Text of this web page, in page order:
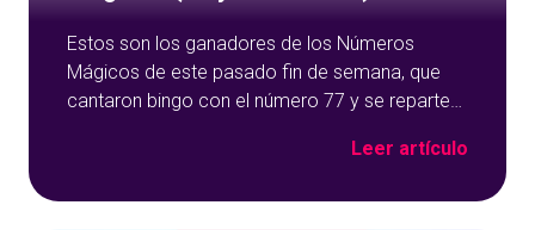
Estos son los ganadores de los Números
Mágicos de este pasado fin de semana, que
cantaron bingo con el número 77 y se reparten
Leer artículo